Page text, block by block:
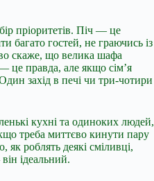
пріоритетів. Піч — це
багато гостей, не граючись із
скаже, що велика шафа
це правда, але якщо сім’я
захід в печі чи три-чотири
кухні та одиноких людей,
треба миттєво кинути пару
роблять деякі сміливці,
ідеальний.